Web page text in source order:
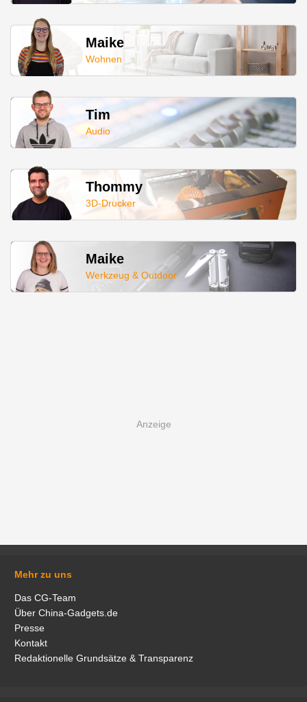
Maike
Wohnen
Tim
Audio
Thommy
3D-Drucker
Maike
Werkzeug & Outdoor
Mehr zu uns
Das CG-Team
Über China-Gadgets.de
Presse
Kontakt
Redaktionelle Grundsätze & Transparenz